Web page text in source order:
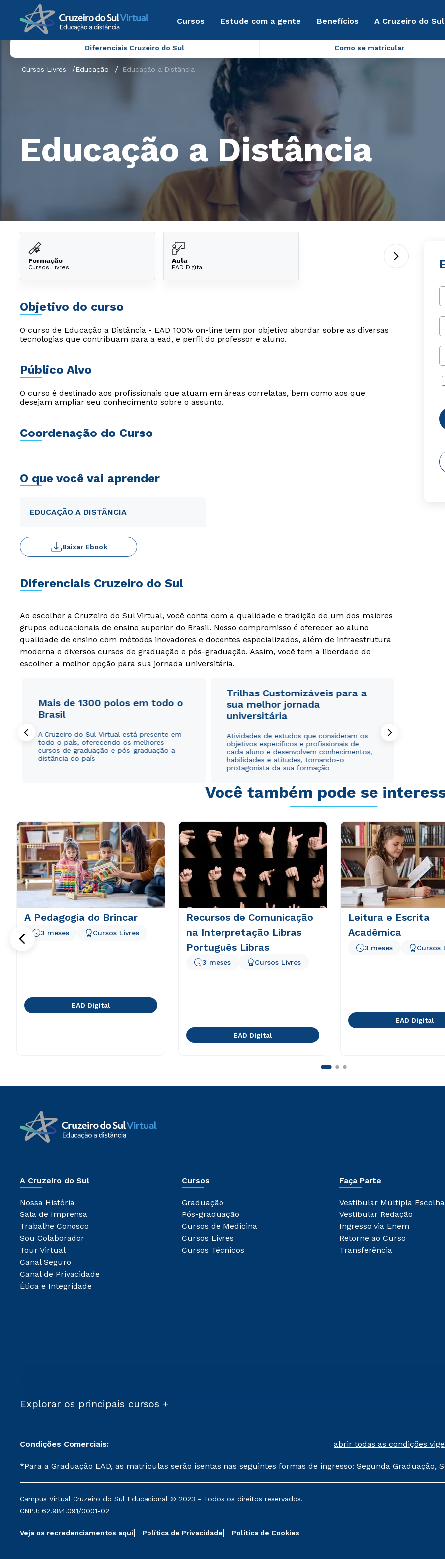
Cursos Estude com a gente Benefícios A Cruzeiro do
Diferenciais Cruzeiro do Sul Como se matricular
Cursos Livres Educação Educação a Distância
Educação a Distância
Formação
Cursos Livres
Aula
EAD Digital
Objetivo do curso
O curso de Educação a Distância - EAD 100% on-line tem por objetivo abordar sobre as diversas
tecnologias que contribuam para a ead, e perfil do professor e aluno.
Público Alvo
O curso é destinado aos profissionais que atuam em áreas correlatas, bem como aos que
desejam ampliar seu conhecimento sobre o assunto.
Coordenação do Curso
O que você vai aprender
EDUCAÇÃO A DISTÂNCIA
Baixar Ebook
Diferenciais Cruzeiro do Sul
Ao escolher a Cruzeiro do Sul Virtual, você conta com a qualidade e tradição de um dos maiores
grupos educacionais de ensino superior do Brasil. Nosso compromisso é oferecer ao aluno
qualidade de ensino com métodos inovadores e docentes especializados, além de infraestrutura
moderna e diversos cursos de graduação e pós-graduação. Assim, você tem a liberdade de
escolher a melhor opção para sua jornada universitária.
Mais de 1300 polos em todo o
Brasil
A Cruzeiro do Sul Virtual está presente em
todo o país, oferecendo os melhores
cursos de graduação e pós-graduação a
distância do país
Trilhas Customizáveis para a
sua melhor jornada
universitária
Atividades de estudos que consideram os
objetivos específicos e profissionais de
cada aluno e desenvolvem conhecimentos,
habilidades e atitudes, tornando-o
protagonista da sua formação
Você também pode se
A Pedagogia do Brincar
3 meses Cursos Livres
EAD Digital
Recursos de Comunicação
na Interpretação Libras
Português Libras
3 meses Cursos Livres
EAD Digital
Leitura e Escrita
Acadêmica
3 meses Cursos
EAD Digital
A Cruzeiro do Sul
Nossa História
Sala de Imprensa
Trabalhe Conosco
Sou Colaborador
Tour Virtual
Canal Seguro
Canal de Privacidade
Ética e Integridade
Cursos
Graduação
Pós-graduação
Cursos de Medicina
Cursos Livres
Cursos Técnicos
Faça Parte
Vestibular Múltipla Escolha
Vestibular Redação
Ingresso via Enem
Retorne ao Curso
Transferência
Explorar os principais cursos +
Condições Comerciais: abrir todas as condições
*Para a Graduação EAD, as matrículas serão isentas nas seguintes formas de ingresso: Segunda Graduação,
mantidos conforme negociação. Descontos institucionais poderão sofrer alterações nos períodos de
serviços.
Campus Virtual Cruzeiro do Sul Educacional © 2023 - Todos os direitos reservados.
CNPJ: 62.984.091/0001-02
Veja os recredenciamentos aqui Política de Privacidade Política de Cookies
WhatsApp
ou
Estou de acordo com a Política de Privacidade.e
autorizo que meus dados sejam utilizados para o
envio de conteúdos da Cruzeiro do Sul.
WhatsApp
ou
Estou de acordo com a Política de Privacidade.e
autorizo que meus dados sejam utilizados para o
envio de conteúdos da Cruzeiro do Sul.